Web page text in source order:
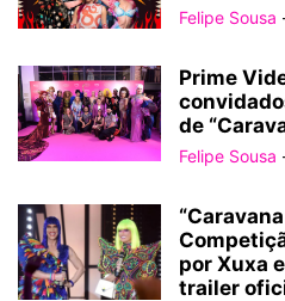
Felipe Sousa
Prime
de
Felipe Sousa
por Xuxa
trailer